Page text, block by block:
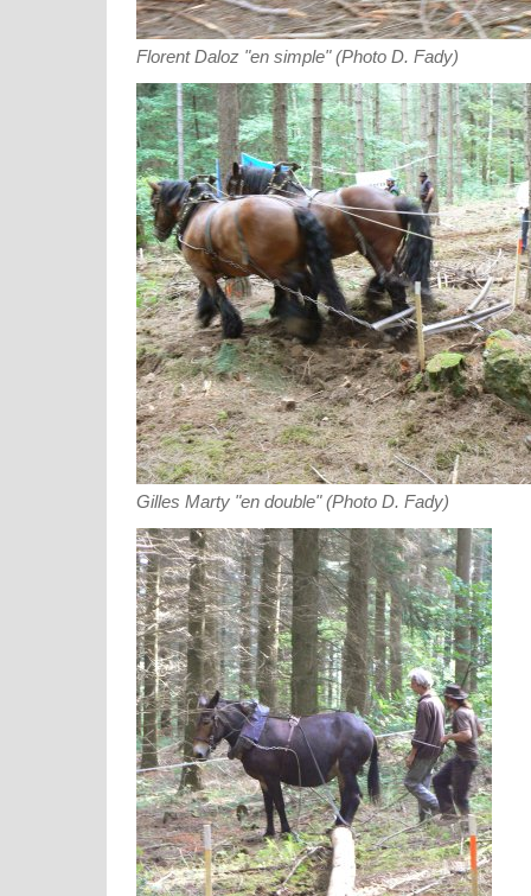
Florent Daloz "en simple" (Photo D. Fady)
Gilles Marty "en double" (Photo D. Fady)